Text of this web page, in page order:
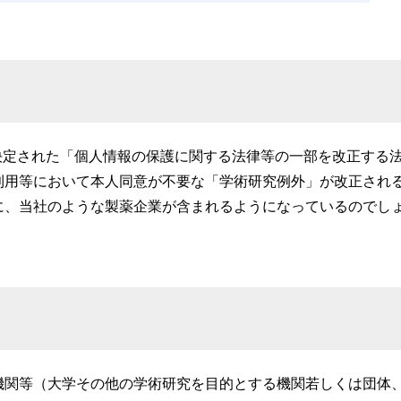
された「個人情報の保護に関する法律等の一部を改正する
等において本人同意が不要な「学術研究例外」が改正され
当社のような製薬企業が含まれるようになっているのでし
等（大学その他の学術研究を目的とする機関若しくは団体